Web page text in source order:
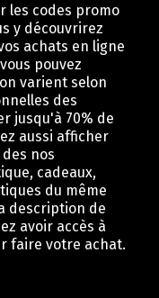
les codes promo
y découvrirez
achats en ligne
pouvez
varient selon
des
jusqu'à 70% de
aussi afficher
nos
cadeaux,
du même
description de
avoir accès à
faire votre achat.